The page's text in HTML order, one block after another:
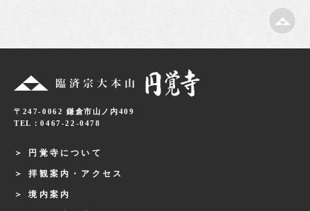
〒247-0062 鎌倉市山ノ内409
TEL：0467-22-0478
円覚寺について
拝観案内・アクセス
境内案内